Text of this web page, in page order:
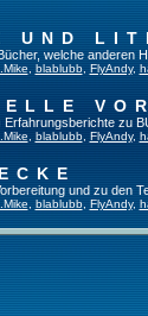
UND
welche anderen
blablubb, FlyAndy,
zu
blablubb, FlyAndy,
und zu den
blablubb, FlyAndy,